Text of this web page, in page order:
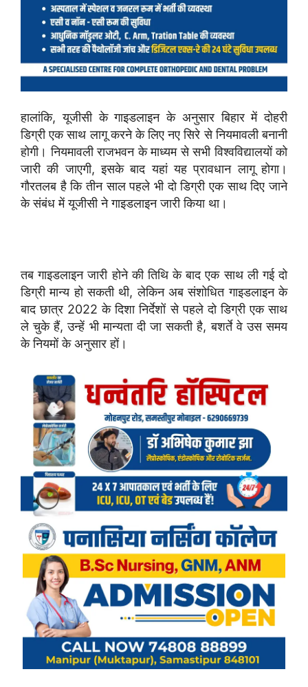
हालांकि, यूजीसी के गाइडलाइन के अनुसार बिहार में दोहरी
डिग्री एक साथ लागू करने के लिए नए सिरे से नियमावली बनानी
होगी। नियमावली राजभवन के माध्यम से सभी विश्वविद्यालयों को
जारी की जाएगी, इसके बाद यहां यह प्रावधान लागू होगा।
गौरतलब है कि तीन साल पहले भी दो डिग्री एक साथ दिए जाने
के संबंध में यूजीसी ने गाइडलाइन जारी किया था।
तब गाइडलाइन जारी होने की तिथि के बाद एक साथ ली गई दो
डिग्री मान्य हो सकती थी, लेकिन अब संशोधित गाइडलाइन के
बाद छात्र 2022 के दिशा निर्देशों से पहले दो डिग्री एक साथ
ले चुके हैं, उन्हें भी मान्यता दी जा सकती है, बशर्ते वे उस समय
के नियमों के अनुसार हों।